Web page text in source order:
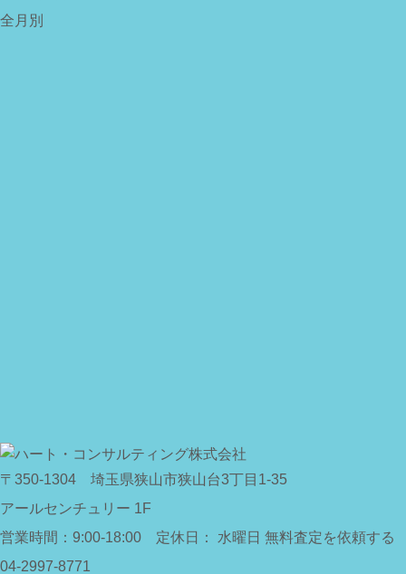
全月別
〒350-1304 埼玉県狭山市狭山台3丁目1-35
アールセンチュリー 1F
営業時間： 9:00-18:00 定休日： 水曜日 無料査定を依頼する
04-2997-8771